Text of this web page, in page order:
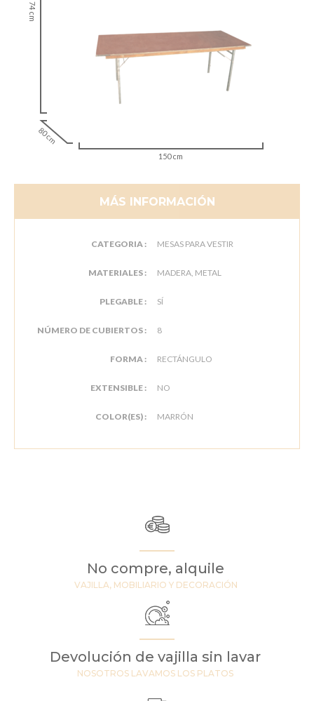
74 cm
80 cm
150 cm
MÁS INFORMACIÓN
CATEGORIA : MESAS PARA VESTIR
MATERIALES : MADERA, METAL
PLEGABLE : SÍ
NÚMERO DE CUBIERTOS : 8
FORMA : RECTÁNGULO
EXTENSIBLE : NO
COLOR(ES) : MARRÓN
No compre, alquile
VAJILLA, MOBILIARIO Y DECORACIÓN
Devolución de vajilla sin lavar
NOSOTROS LAVAMOS LOS PLATOS